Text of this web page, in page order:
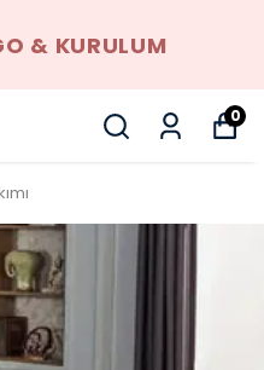
& KURULUM
0